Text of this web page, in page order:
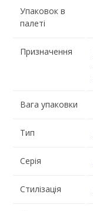
Упаковок в
палеті
Призначення
Вага упаковки
Тип
Серія
Стилізація